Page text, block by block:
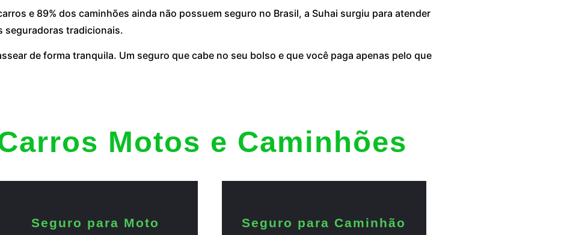
e 89% dos caminhões ainda não possuem seguro no Brasil, a Suhai surgiu para atender
seguradoras tradicionais.
de forma tranquila. Um seguro que cabe no seu bolso e que você paga apenas pelo que
Motos e Caminhões
Seguro para Moto Seguro para Caminhão